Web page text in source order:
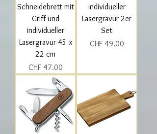
Schneidebrett mit
Griff und
individueller
Lasergravur 45 x
22 cm
Preis
CHF 47.00
individueller
Lasergravur 2er
Set
Preis
CHF 49.00